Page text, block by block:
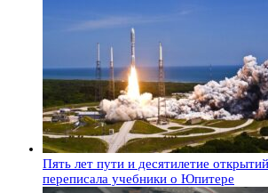
Пять лет пути и десятилетие
переписала учебники о Юпитере